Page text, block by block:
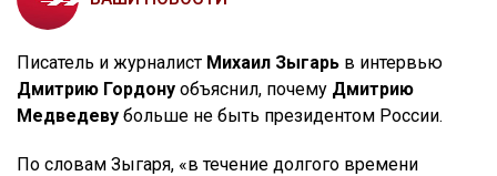
Писатель и журналист Михаил Зыгарь в интервью
Дмитрию Гордону объяснил, почему Дмитрию
Медведеву больше не быть президентом России.
По словам Зыгаря, «в течение долгого времени